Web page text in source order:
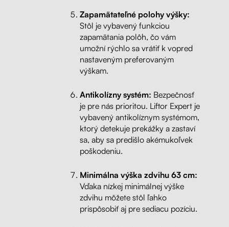
Zapamätateľné polohy výšky:
Stôl je vybavený funkciou
zapamätania polôh, čo vám
umožní rýchlo sa vrátiť k vopred
nastaveným preferovaným
výškam.
Antikolízny systém: Bezpečnosť
je pre nás prioritou. Liftor Expert je
vybavený antikolíznym systémom,
ktorý detekuje prekážky a zastaví
sa, aby sa predišlo akémukoľvek
poškodeniu.
Minimálna výška zdvihu 63 cm:
Vďaka nízkej minimálnej výške
zdvihu môžete stôl ľahko
prispôsobiť aj pre sediacu pozíciu.